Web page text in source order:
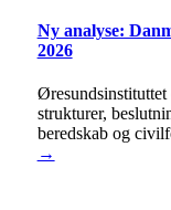
Ny analyse:
2026
strukturer,
beredskab og
→